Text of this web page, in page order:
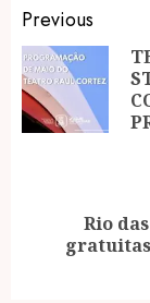
Post
Previous
post:
Rio
gratuitas